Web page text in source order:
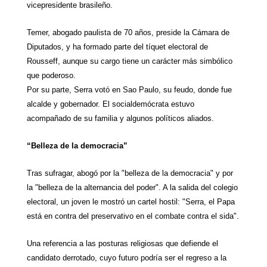
vicepresidente brasileño.
Temer, abogado paulista de 70 años, preside la Cámarade
Diputados, y ha formado parte del tíquet electoral de
Rousseff, aunque su cargo tiene un carácter más simbólico
que poderoso.
Por su parte, Serra votó en Sao Paulo, su feudo, donde fue
alcalde y gobernador. El socialdemócrata estuvo
acompañado de su familia y algunos políticos aliados.
“Belleza de la democracia”
Tras sufragar, abogó por la "belleza de la democracia" y por
la "belleza de la alternancia del poder". A la salida del colegio
electoral, un joven le mostró un cartel hostil: "Serra, el Papa
está en contra del preservativo en el combate contra el sida".
Una referencia a las posturas religiosas que defiende el
candidato derrotado, cuyo futuro podría ser el regreso a la